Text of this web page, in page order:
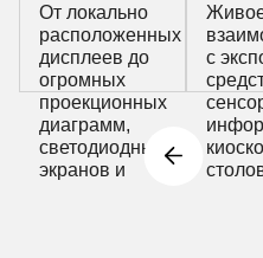
От локально
расположенных
дисплеев до
огромных
проекционных
диаграмм,
светодиодных
экранов и
с